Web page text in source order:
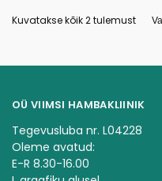
Kuvatakse kõik 2 tulemust
OÜ VIIMSI HAMBAKLIINIK
Tegevusluba nr. L04228
Oleme avatud:
E-R 8.30-16.00